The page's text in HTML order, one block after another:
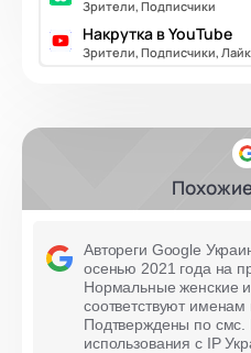
Зрители, Подписчики
Накрутка в YouTube
Зрители, Подписчики,
Автореги Google
осенью 2021 года на
Нормальные женские
соответствуют
Подтверждены по смс.
использования с IP